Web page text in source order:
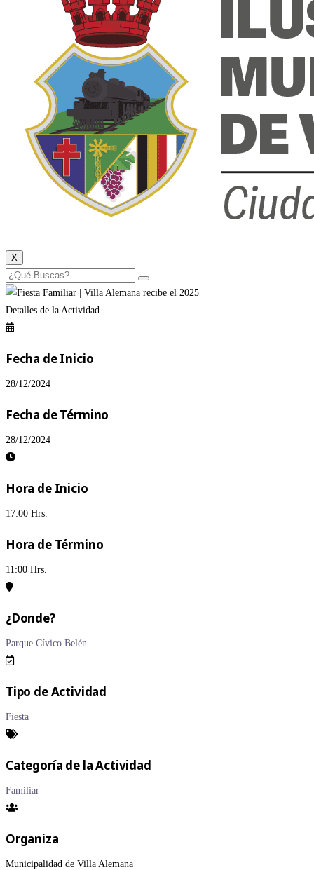
X
Detalles de la Actividad
Fecha de Inicio
28/12/2024
Fecha de Término
28/12/2024
Hora de Inicio
17:00 Hrs.
Hora de Término
11:00 Hrs.
¿Donde?
Parque Cívico Belén
Tipo de Actividad
Fiesta
Categoría de la Actividad
Familiar
Organiza
Municipalidad de Villa Alemana